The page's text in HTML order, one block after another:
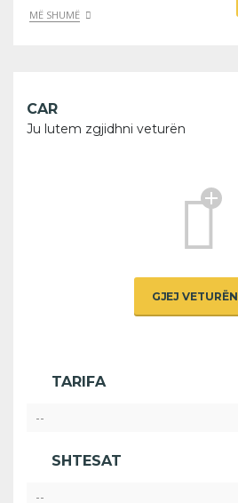
MË SHUMË
CAR
Ju lutem zgjidhni veturën
GJEJ VETURËN
TARIFA
--
SHTESAT
--